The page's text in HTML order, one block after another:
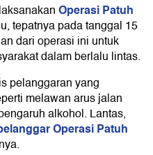
Operasi Patuh
tepatnya pada tanggal 15
dari operasi ini untuk
dalam berlalu lintas.
pelanggaran yang
melawan arus jalan
alkohol. Lantas,
Operasi Patuh